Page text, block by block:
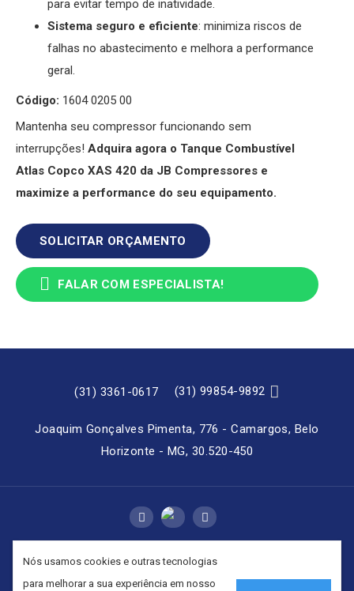
para evitar tempo de inatividade.
Sistema seguro e eficiente: minimiza riscos de
falhas no abastecimento e melhora a performance
geral.
Código: 1604 0205 00
Mantenha seu compressor funcionando sem
interrupções! Adquira agora o Tanque Combustível
Atlas Copco XAS 420 da JB Compressores e
maximize a performance do seu equipamento.
SOLICITAR ORÇAMENTO
 FALAR COM ESPECIALISTA!
(31) 3361-0617 (31) 99854-9892 
Joaquim Gonçalves Pimenta, 776 - Camargos, Belo
Horizonte - MG, 30.520-450
 
Copyright © 2026 - JB Compressores | Locação,
Nós usamos cookies e outras tecnologias
para melhorar a sua experiência em nosso